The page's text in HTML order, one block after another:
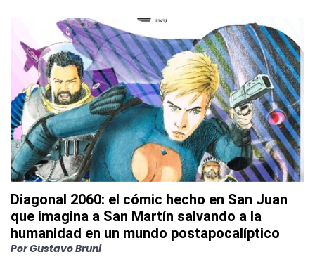
Diagonal 2060: el cómic hecho en San Juan
que imagina a San Martín salvando a la
humanidad en un mundo postapocalíptico
PorGustavo Bruni